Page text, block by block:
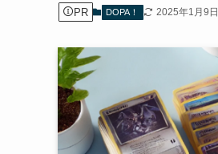
PR DOPA！ 2025年1月9日